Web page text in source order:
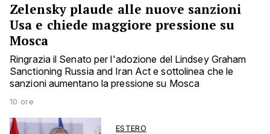
Zelensky plaude alle nuove sanzioni
Usa e chiede maggiore pressione su
Mosca
Ringrazia il Senato per l'adozione del Lindsey Graham
Sanctioning Russia and Iran Act e sottolinea che le
sanzioni aumentano la pressione su Mosca
10 ore
ESTERO